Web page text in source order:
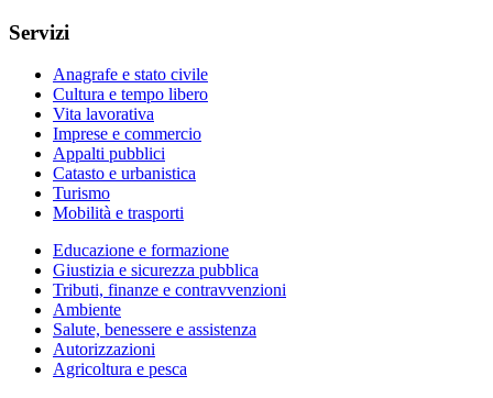
Servizi
Anagrafe e stato civile
Cultura e tempo libero
Vita lavorativa
Imprese e commercio
Appalti pubblici
Catasto e urbanistica
Turismo
Mobilità e trasporti
Educazione e formazione
Giustizia e sicurezza pubblica
Tributi, finanze e contravvenzioni
Ambiente
Salute, benessere e assistenza
Autorizzazioni
Agricoltura e pesca